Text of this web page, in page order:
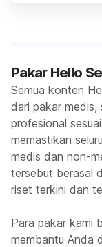
Pakar Hello
Semua konten
dari pakar medis,
profesional
memastikan
medis dan non-
tersebut berasal
riset terkini dan
Para pakar kami
membantu Anda